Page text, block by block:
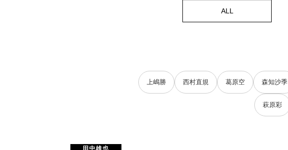
ALL
上嶋勝 西村直規 葛原空 森知沙季
萩原彩
田中雄也